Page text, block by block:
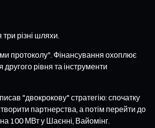
різні шляхи.
протоколу". Фінансування охоплює
рівня та інструменти
"двокрокову" стратегію: спочатку
партнерства, а потім перейти до
100 МВт у Шаєнні, Вайомінг.